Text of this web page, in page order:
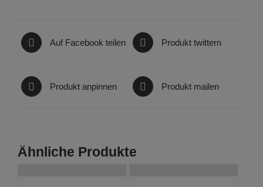
Auf Facebook teilen Produkt twittern
Produkt anpinnen Produkt mailen
Ähnliche Produkte